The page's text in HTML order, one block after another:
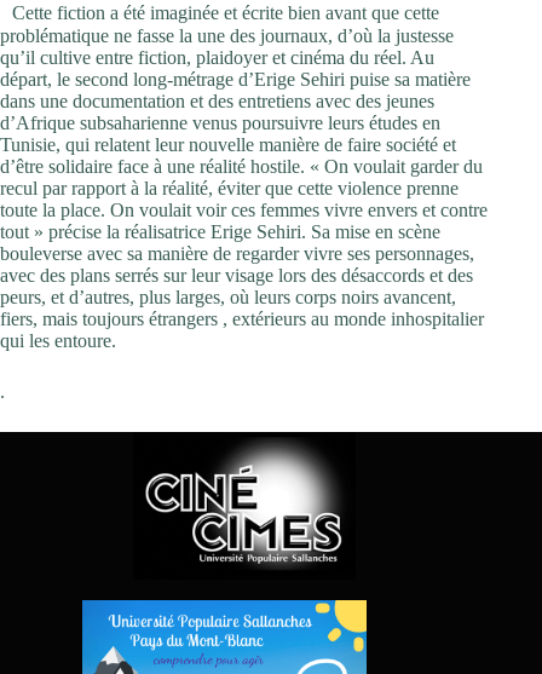
Cette fiction a été imaginée et écrite bien avant que cette
problématique ne fasse la une des journaux, d’où la justesse
qu’il cultive entre fiction, plaidoyer et cinéma du réel. Au
départ, le second long-métrage d’Erige Sehiri puise sa matière
dans une documentation et des entretiens avec des jeunes
d’Afrique subsaharienne venus poursuivre leurs études en
Tunisie, qui relatent leur nouvelle manière de faire société et
d’être solidaire face à une réalité hostile. « On voulait garder du
recul par rapport à la réalité, éviter que cette violence prenne
toute la place. On voulait voir ces femmes vivre envers et contre
tout » précise la réalisatrice Erige Sehiri. Sa mise en scène
bouleverse avec sa manière de regarder vivre ses personnages,
avec des plans serrés sur leur visage lors des désaccords et des
peurs, et d’autres, plus larges, où leurs corps noirs avancent,
fiers, mais toujours étrangers , extérieurs au monde inhospitalier
qui les entoure.
.